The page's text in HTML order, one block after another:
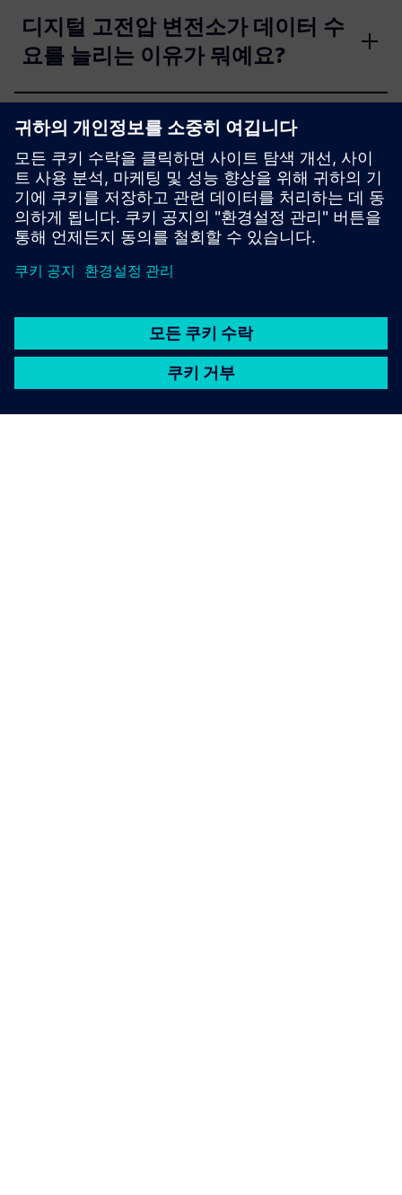
디지털 고전압 변전소가 데이터 수
요를 늘리는 이유가 뭐예요?
유통 네트워크가 올바른 통신 기술
을 어떻게 선택해요?
유틸리티에 무선 메시 네트워크가
주는 혜택은 뭐예요?
가능성을 발견하세요